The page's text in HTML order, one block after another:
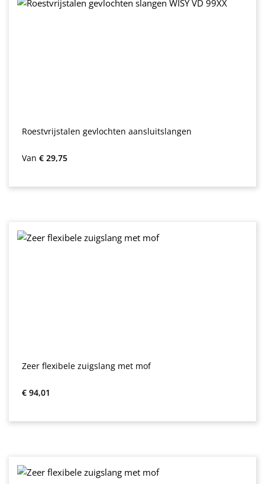
Roestvrijstalen gevlochten aansluitslangen
Normale prijs:
Van € 29,75
Zeer flexibele zuigslang met mof
Normale prijs:
€ 94,01